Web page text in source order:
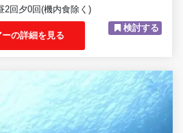
2回夕0回(機内食除く)
ーの詳細を見る
検討する